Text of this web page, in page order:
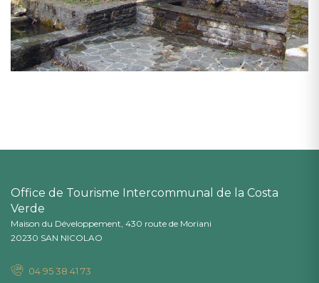
Office de Tourisme Intercommunal de la Costa
Verde
Maison du Développement, 430 route de Moriani
20230 SAN NICOLAO
04 95 38 41 73